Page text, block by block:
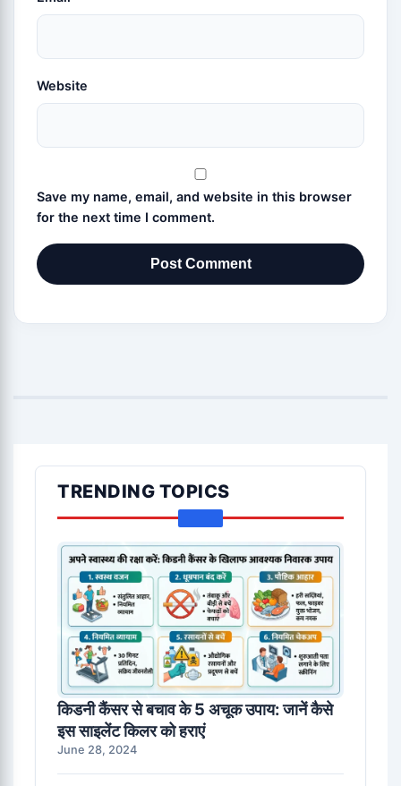
Website
Save my name, email, and website in this browser
for the next time I comment.
TRENDING TOPICS
किडनी कैंसर से बचाव के 5 अचूक उपाय: जानें कैसे
इस साइलेंट किलर को हराएं
June 28, 2024